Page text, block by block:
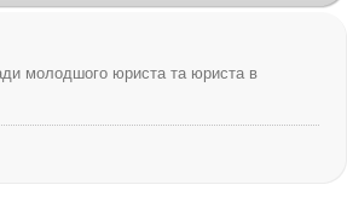
молодшого юриста та юриста в